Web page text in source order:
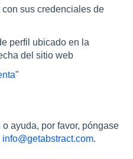
con sus credenciales de
perfil ubicado en la
del sitio web
"
ayuda, por favor, póngase
info@getabstract.com.